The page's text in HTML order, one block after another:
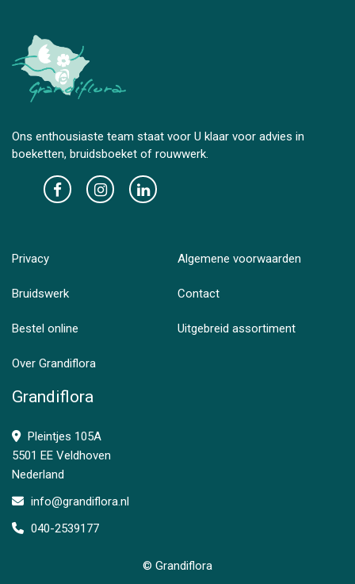
Ons enthousiaste team staat voor U klaar voor advies in
boeketten, bruidsboeket of rouwwerk.
Privacy Algemene voorwaarden
Bruidswerk Contact
Bestel online Uitgebreid assortiment
Over Grandiflora
Grandiflora
Pleintjes 105A
5501 EE Veldhoven
Nederland
info@grandiflora.nl
040-2539177
© Grandiflora